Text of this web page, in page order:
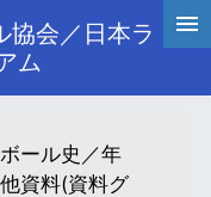
協会／日本ラ
ム
ール史／年
資料(資料グ